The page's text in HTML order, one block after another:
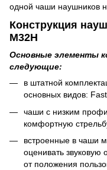
одной чаши наушников
Конструкция
M32H
Основные элементы
следующие:
в штатной
основных видов:
чаши с низким
комфортную
встроенные в чаши
оценивать звуковую
от положения